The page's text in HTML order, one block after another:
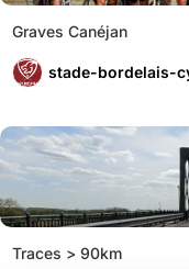
Graves Canéjan
stade-bordelais-
Traces > 90km